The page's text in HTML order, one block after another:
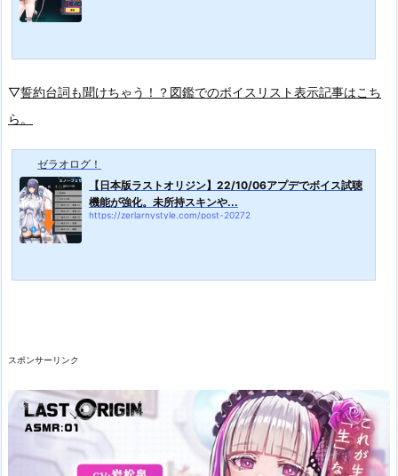
▽誓約台詞も聞けちゃう！？図鑑でのボイスリスト表示記事はこち
ら。
ゼラオログ！
【日本版ラストオリジン】22/10/06アプデでボイス試聴
機能が強化。未所持スキンや...
https://zerlarnystyle.com/post-20272
スポンサーリンク